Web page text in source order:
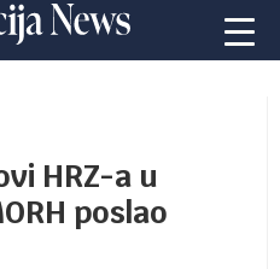
HRZ-a u
poslao